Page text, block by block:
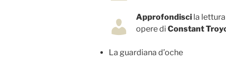
Approfondisci la
opere di Constant
La guardiana d’oche